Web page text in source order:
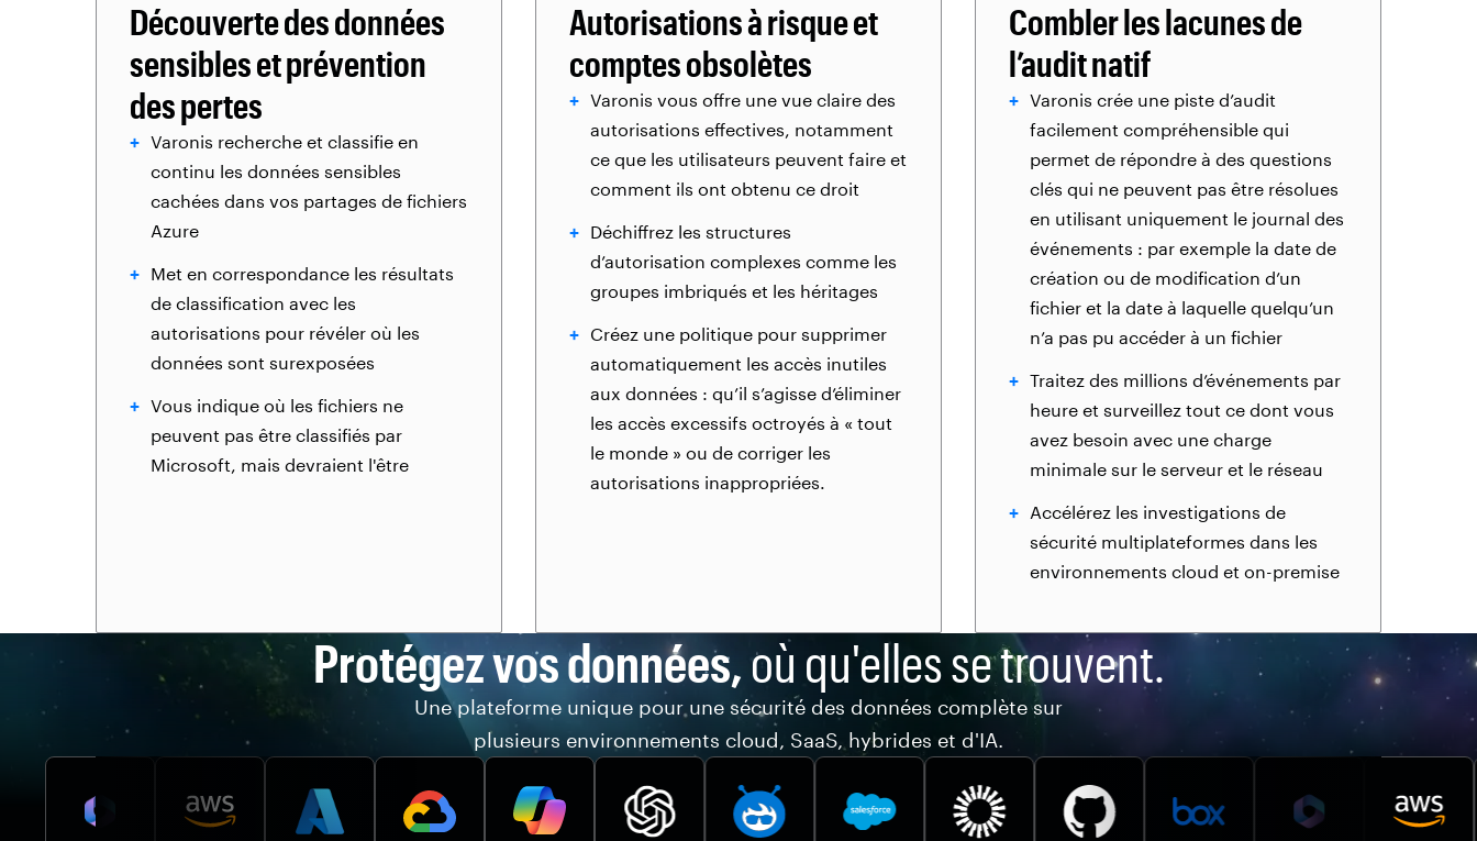
Découverte des données
sensibles et prévention
des pertes
Varonis recherche et classifie en
continu les données sensibles
cachées dans vos partages de fichiers
Azure
Met en correspondance les résultats
de classification avec les
autorisations pour révéler où les
données sont surexposées
Vous indique où les fichiers ne
peuvent pas être classifiés par
Microsoft, mais devraient l'être
Autorisations à risque et
comptes obsolètes
Varonis vous offre une vue claire des
autorisations effectives, notamment
ce que les utilisateurs peuvent faire et
comment ils ont obtenu ce droit
Déchiffrez les structures
d’autorisation complexes comme les
groupes imbriqués et les héritages
Créez une politique pour supprimer
automatiquement les accès inutiles
aux données : qu’il s’agisse d’éliminer
les accès excessifs octroyés à « tout
le monde » ou de corriger les
autorisations inappropriées.
Combler les lacunes de
l’audit natif
Varonis crée une piste d’audit
facilement compréhensible qui
permet de répondre à des questions
clés qui ne peuvent pas être résolues
en utilisant uniquement le journal des
événements : par exemple la date de
création ou de modification d’un
fichier et la date à laquelle quelqu’un
n’a pas pu accéder à un fichier
Traitez des millions d’événements par
heure et surveillez tout ce dont vous
avez besoin avec une charge
minimale sur le serveur et le réseau
Accélérez les investigations de
sécurité multiplateformes dans les
environnements cloud et on-premise
Protégez vos données,où qu'elles se trouvent.
Une plateforme unique pour une sécurité des données complète sur
plusieurs environnements cloud, SaaS, hybrides et d'IA.